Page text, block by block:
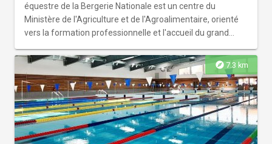
équestre de la Bergerie Nationale est un centre du
Ministère de l'Agriculture et de l'Agroalimentaire, orienté
vers la formation professionnelle et l'accueil du grand
explore 7.3 km